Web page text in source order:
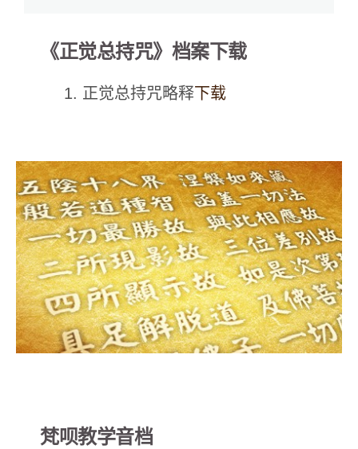
《正觉总持咒》档案下载
1. 正觉总持咒略释下载
梵呗教学音档